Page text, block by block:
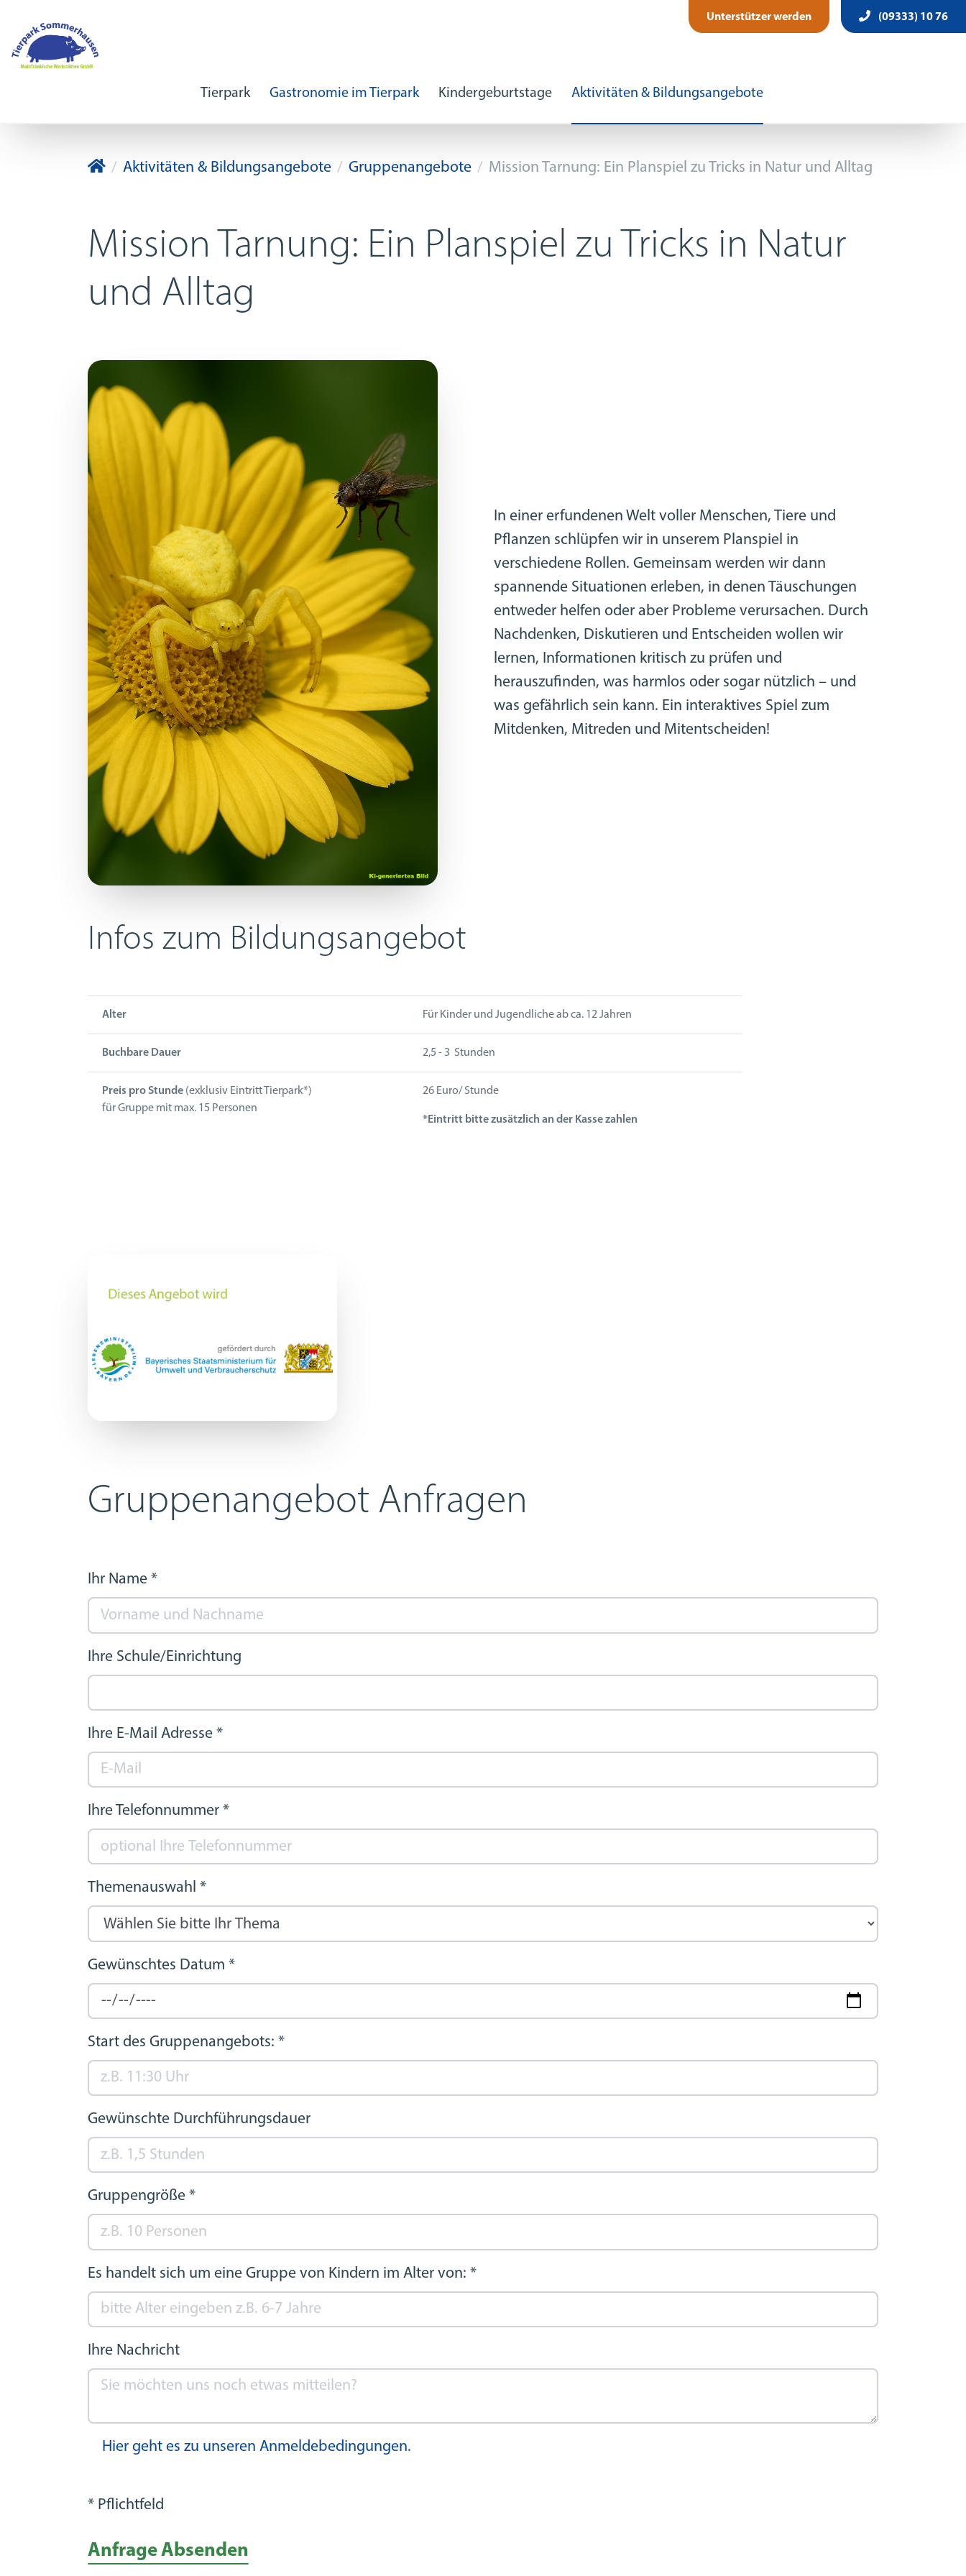
Unterstützer werden (09333) 10 76
Tierpark Gastronomie im Tierpark Kindergeburtstage Aktivitäten & Bildungsangebote
Tierpark Sommerhausen
Aktivitäten & Bildungsangebote Gruppenangebote Mission Tarnung: Ein Planspiel zu Tricks in Natur und Alltag
Mission Tarnung: Ein Planspiel zu Tricks in Natur
und Alltag
In einer erfundenen Welt voller Menschen, Tiere und
Pflanzen schlüpfen wir in unserem Planspiel in
verschiedene Rollen. Gemeinsam werden wir dann
spannende Situationen erleben, in denen Täuschungen
entweder helfen oder aber Probleme verursachen. Durch
Nachdenken, Diskutieren und Entscheiden wollen wir
lernen, Informationen kritisch zu prüfen und
herauszufinden, was harmlos oder sogar nützlich – und
was gefährlich sein kann. Ein interaktives Spiel zum
Mitdenken, Mitreden und Mitentscheiden!
Infos zum Bildungsangebot
Alter Für Kinder und Jugendliche ab ca. 12 Jahren
Buchbare Dauer 2,5 - 3 Stunden
Preis pro Stunde (exklusiv Eintritt Tierpark*)
für Gruppe mit max. 15 Personen
26 Euro/ Stunde
*Eintritt bitte zusätzlich an der Kasse zahlen
Gruppenangebot Anfragen
Ihr Name *
Ihre Schule/Einrichtung
Ihre E-Mail Adresse *
Ihre Telefonnummer *
Themenauswahl *
Gewünschtes Datum *
Start des Gruppenangebots: *
Gewünschte Durchführungsdauer
Gruppengröße *
Es handelt sich um eine Gruppe von Kindern im Alter von: *
Ihre Nachricht
Hier geht es zu unseren Anmeldebedingungen.
* Pflichtfeld
Anfrage Absenden